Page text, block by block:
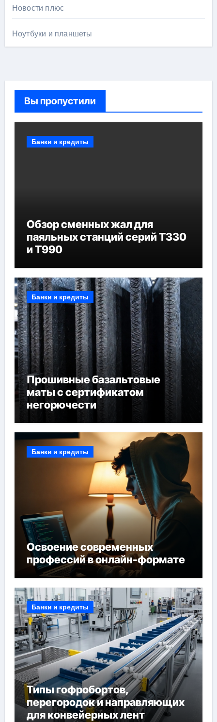
Новости плюс
Ноутбуки и планшеты
Вы пропустили
Банки и кредиты
Обзор сменных жал для
паяльных станций серий T330
и T990
Банки и кредиты
Прошивные базальтовые
маты с сертификатом
негорючести
Банки и кредиты
Освоение современных
профессий в онлайн-формате
Банки и кредиты
Типы гофробортов,
перегородок и направляющих
для конвейерных лент